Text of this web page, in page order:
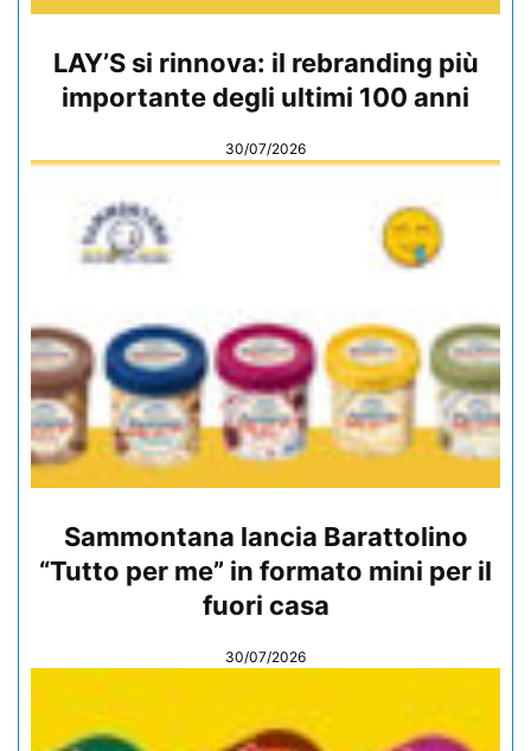
LAY’S si rinnova: il rebranding più
importante degli ultimi 100 anni
30/07/2026
Sammontana lancia Barattolino
“Tutto per me” in formato mini per il
fuori casa
30/07/2026